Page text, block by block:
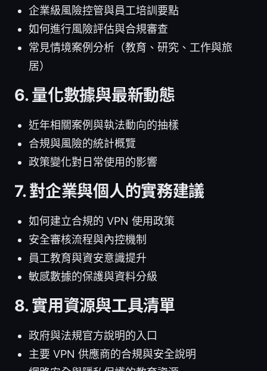
企業級風險控管與員工培訓要點
如何進行風險評估與合規審查
常見情境案例分析（教育、研究、工作與旅
居）
6. 量化數據與最新動態
近年相關案例與執法動向的抽樣
合規與風險的統計概覽
政策變化對日常使用的影響
7. 對企業與個人的實務建議
如何建立合規的 VPN 使用政策
安全審核流程與內控機制
員工教育與資安意識提升
敏感數據的保護與資料分級
8. 實用資源與工具清單
政府與法規官方說明的入口
主要 VPN 供應商的合規與安全說明